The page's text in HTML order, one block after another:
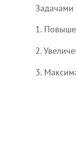
Задачами
1.
2.
3.